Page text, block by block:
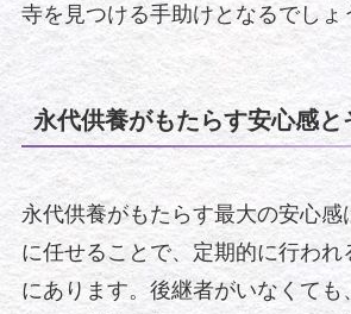
寺を見つける手助けとなるでしょ
永代供養がもたらす安心感と
永代供養がもたらす最大の安心感
に任せることで、定期的に行われ
にあります。後継者がいなくても